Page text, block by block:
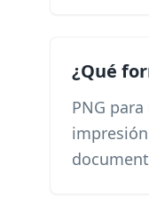
¿Qué
PNG